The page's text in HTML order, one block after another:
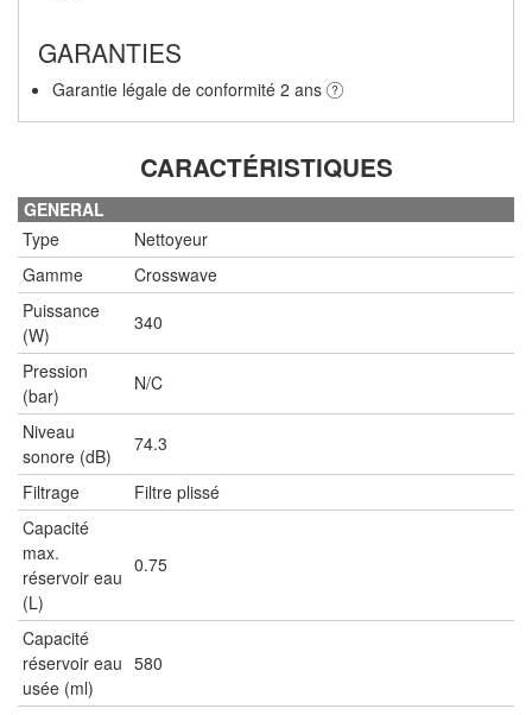
GARANTIES
Garantie légale de conformité 2 ans
CARACTÉRISTIQUES
GENERAL
Type
Nettoyeur
Gamme
Crosswave
Puissance
(W)
340
Pression
(bar)
N/C
Niveau
sonore (dB)
74.3
Filtrage
Filtre plissé
Capacité
max.
réservoir eau
(L)
0.75
Capacité
réservoir eau
usée (ml)
580